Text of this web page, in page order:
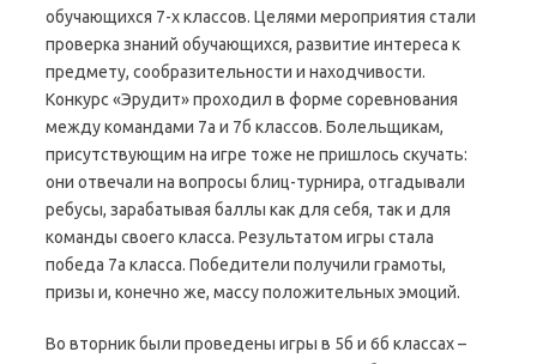
обучающихся 7-х классов. Целями мероприятия стали
проверка знаний обучающихся, развитие интереса к
предмету, сообразительности и находчивости.
Конкурс «Эрудит» проходил в форме соревнования
между командами 7а и 7б классов. Болельщикам,
присутствующим на игре тоже не пришлось скучать:
они отвечали на вопросы блиц-турнира, отгадывали
ребусы, зарабатывая баллы как для себя, так и для
команды своего класса. Результатом игры стала
победа 7а класса. Победители получили грамоты,
призы и, конечно же, массу положительных эмоций.
Во вторник были проведены игры в 5б и 6б классах –